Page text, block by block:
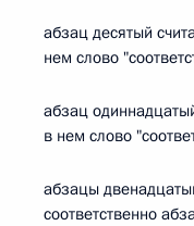
абзац десятый
нем слово
абзац
в нем слово
абзацы
соответственно